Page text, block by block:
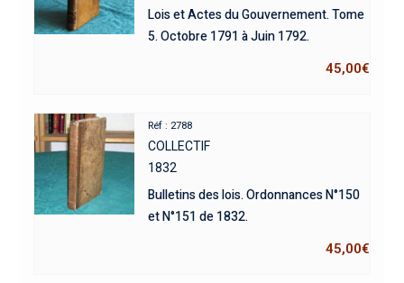
Lois et Actes du Gouvernement. Tome
5. Octobre 1791 à Juin 1792.
45,00€
Réf : 2788
COLLECTIF
1832
Bulletins des lois. Ordonnances N°150
et N°151 de 1832.
45,00€